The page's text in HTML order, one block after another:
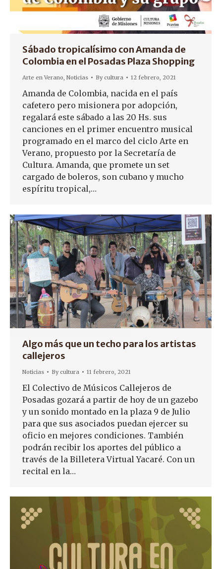
Sábado tropicalísimo con Amanda de
Colombia en el Posadas Plaza Shopping
Arte en Verano, Noticias Bycultura 12 febrero, 2021
Amanda de Colombia, nacida en el país
cafetero pero misionera por adopción,
regalará este sábado a las 20 Hs. sus
canciones en el primer encuentro musical
programado en el marco del ciclo Arte en
Verano, propuesto por la Secretaría de
Cultura. Amanda, que promete un set
cargado de boleros, son cubano y mucho
espíritu tropical,…
Algo más que un techo para los artistas
callejeros
Noticias Bycultura 11 febrero, 2021
El Colectivo de Músicos Callejeros de
Posadas gozará a partir de hoy de un gazebo
y un sonido montado en la plaza 9 de Julio
para que sus asociados puedan ejercer su
oficio en mejores condiciones. También
podrán recibir los aportes del público a
través de la Billetera Virtual Yacaré. Con un
recital en la…